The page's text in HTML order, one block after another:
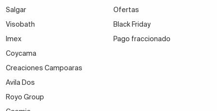
Salgar
Visobath
Imex
Coycama
Creaciones Campoaras
Avila Dos
Royo Group
Ofertas
Black Friday
Pago fraccionado